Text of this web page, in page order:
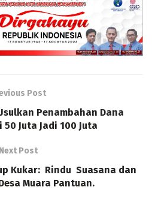
Post
Penambahan Dana
Juta Jadi 100 Juta
Next Post
Kukar: Rindu Suasana dan
Muara Pantuan.